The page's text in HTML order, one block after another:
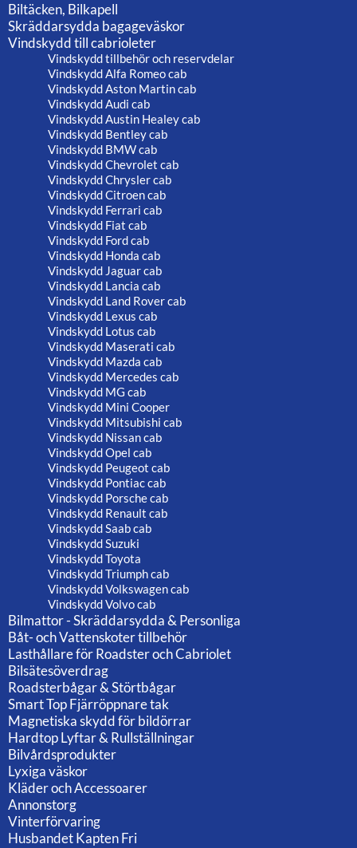
Biltäcken, Bilkapell
Skräddarsydda bagageväskor
Vindskydd till cabrioleter
Vindskydd tillbehör och reservdelar
Vindskydd Alfa Romeo cab
Vindskydd Aston Martin cab
Vindskydd Audi cab
Vindskydd Austin Healey cab
Vindskydd Bentley cab
Vindskydd BMW cab
Vindskydd Chevrolet cab
Vindskydd Chrysler cab
Vindskydd Citroen cab
Vindskydd Ferrari cab
Vindskydd Fiat cab
Vindskydd Ford cab
Vindskydd Honda cab
Vindskydd Jaguar cab
Vindskydd Lancia cab
Vindskydd Land Rover cab
Vindskydd Lexus cab
Vindskydd Lotus cab
Vindskydd Maserati cab
Vindskydd Mazda cab
Vindskydd Mercedes cab
Vindskydd MG cab
Vindskydd Mini Cooper
Vindskydd Mitsubishi cab
Vindskydd Nissan cab
Vindskydd Opel cab
Vindskydd Peugeot cab
Vindskydd Pontiac cab
Vindskydd Porsche cab
Vindskydd Renault cab
Vindskydd Saab cab
Vindskydd Suzuki
Vindskydd Toyota
Vindskydd Triumph cab
Vindskydd Volkswagen cab
Vindskydd Volvo cab
Bilmattor - Skräddarsydda & Personliga
Båt- och Vattenskoter tillbehör
Lasthållare för Roadster och Cabriolet
Bilsätesöverdrag
Roadsterbågar & Störtbågar
Smart Top Fjärröppnare tak
Magnetiska skydd för bildörrar
Hardtop Lyftar & Rullställningar
Bilvårdsprodukter
Lyxiga väskor
Kläder och Accessoarer
Annonstorg
Vinterförvaring
Husbandet Kapten Fri